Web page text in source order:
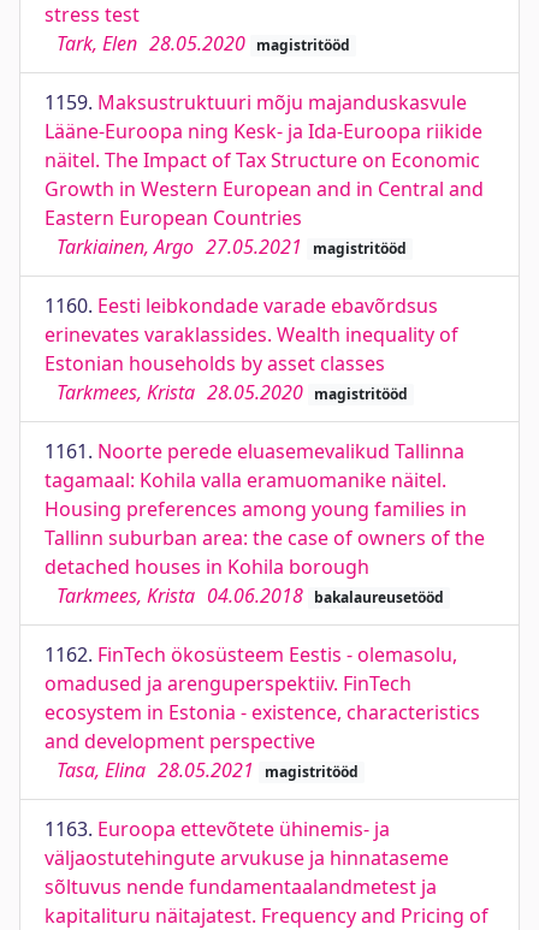
stress test
Tark, Elen 28.05.2020 magistritööd
1159. Maksustruktuuri mõju majanduskasvule
Lääne-Euroopa ning Kesk- ja Ida-Euroopa riikide
näitel. The Impact of Tax Structure on Economic
Growth in Western European and in Central and
Eastern European Countries
Tarkiainen, Argo 27.05.2021 magistritööd
1160. Eesti leibkondade varade ebavõrdsus
erinevates varaklassides. Wealth inequality of
Estonian households by asset classes
Tarkmees, Krista 28.05.2020 magistritööd
1161. Noorte perede eluasemevalikud Tallinna
tagamaal: Kohila valla eramuomanike näitel.
Housing preferences among young families in
Tallinn suburban area: the case of owners of the
detached houses in Kohila borough
Tarkmees, Krista 04.06.2018 bakalaureusetööd
1162. FinTech ökosüsteem Eestis - olemasolu,
omadused ja arenguperspektiiv. FinTech
ecosystem in Estonia - existence, characteristics
and development perspective
Tasa, Elina 28.05.2021 magistritööd
1163. Euroopa ettevõtete ühinemis- ja
väljaostutehingute arvukuse ja hinnataseme
sõltuvus nende fundamentaalandmetest ja
kapitalituru näitajatest. Frequency and Pricing of